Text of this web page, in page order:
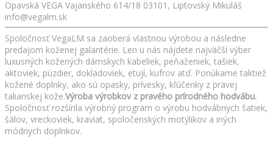
Opavská VEGA Vajanského 614/18 03101, Liptovský Mikuláš
info@vegalm.sk
Spoločnosť VegaLM sa zaoberá vlastnou výrobou a následne
predajom koženej galantérie. Len u nás nájdete najväčší výber
luxusných kožených dámskych kabeliek, peňaženiek, tašiek,
aktoviek, púzdier, dokladoviek, etují, kufrov atď. Ponúkame taktiež
kožené doplnky, ako sú opasky, prívesky, kľúčenky z pravej
talianskej kože.Výroba výrobkov z pravého prírodného hodvábu.
Spoločnosť rozšírila výrobný program o výrobu hodvábnych šatiek,
šálov, vreckoviek, kraviat, spoločenských motýlikov a iných
módnych doplnkov.